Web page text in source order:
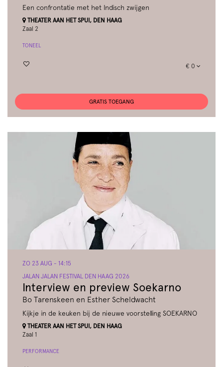
Een confrontatie met het Indisch zwijgen
THEATER AAN HET SPUI, DEN HAAG
Zaal 2
TONEEL
€ 0
GRATIS TOEGANG
Interview en preview Soekarno
Bo Tarenskeen en Esther Scheldwacht
JALAN JALAN FESTIVAL DEN HAAG 2026
ZO 23 AUG - 14:15
Kijkje in de keuken bij de nieuwe voorstelling SOEKARNO
THEATER AAN HET SPUI, DEN HAAG
Zaal 1
PERFORMANCE